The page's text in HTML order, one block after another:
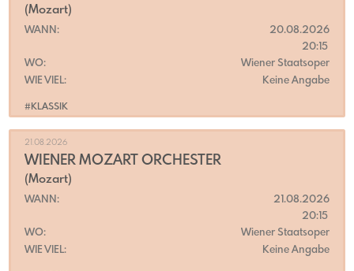
#KLASSIK
(Mozart)
WANN:
20.08.2026
20:15
WO:
Wiener Staatsoper
WIE VIEL:
Keine Angabe
21.08.2026
WIENER MOZART ORCHESTER
(Mozart)
WANN:
21.08.2026
20:15
WO:
Wiener Staatsoper
WIE VIEL:
Keine Angabe